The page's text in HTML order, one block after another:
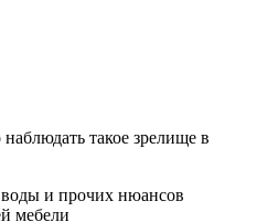
такое зрелище в
воды и прочих нюансов
мебели